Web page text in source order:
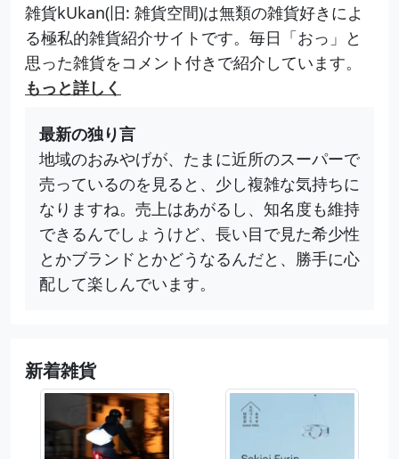
雑貨kUkan(旧: 雑貨空間)は無類の雑貨好きによ
る極私的雑貨紹介サイトです。毎日「おっ」と
思った雑貨をコメント付きで紹介しています。
もっと詳しく
最新の独り言
地域のおみやげが、たまに近所のスーパーで
売っているのを見ると、少し複雑な気持ちに
なりますね。売上はあがるし、知名度も維持
できるんでしょうけど、長い目で見た希少性
とかブランドとかどうなるんだと、勝手に心
配して楽しんでいます。
新着雑貨